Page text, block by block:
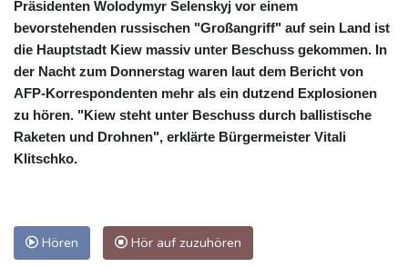
Präsidenten Wolodymyr Selenskyj vor einem
bevorstehenden russischen "Großangriff" auf sein Land ist
die Hauptstadt Kiew massiv unter Beschuss gekommen. In
der Nacht zum Donnerstag waren laut dem Bericht von
AFP-Korrespondenten mehr als ein dutzend Explosionen
zu hören. "Kiew steht unter Beschuss durch ballistische
Raketen und Drohnen", erklärte Bürgermeister Vitali
Klitschko.
Hören Hör auf zuzuhören